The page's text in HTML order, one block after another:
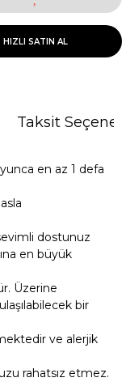
HIZLI SATIN AL
Taksit
en az 1 defa
dostunuz
en büyük
Üzerine
bir
ve alerjik
rahatsız etmez.